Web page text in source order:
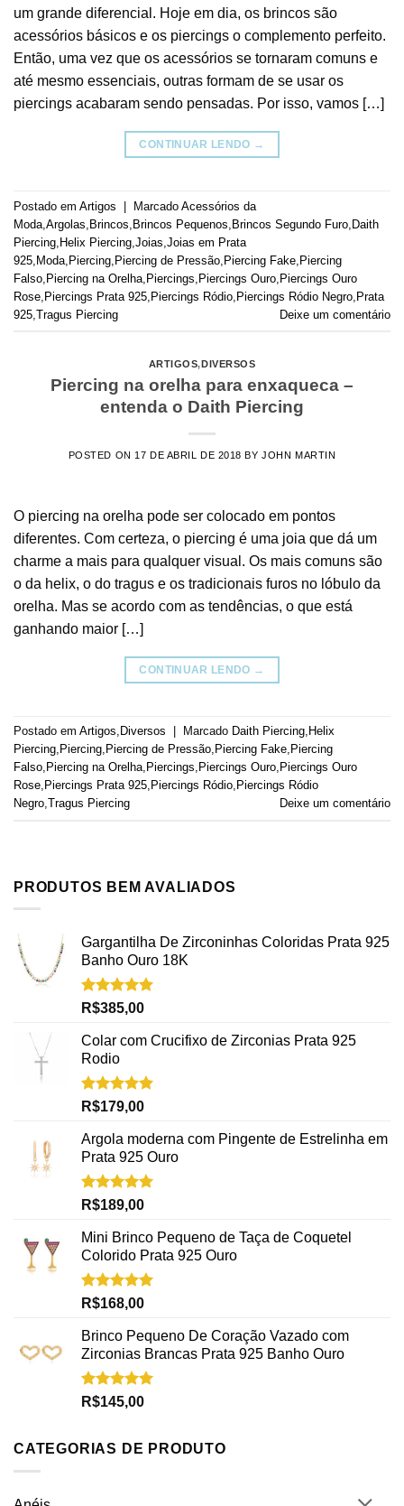
um grande diferencial. Hoje em dia, os brincos são
acessórios básicos e os piercings o complemento perfeito.
Então, uma vez que os acessórios se tornaram comuns e
até mesmo essenciais, outras formam de se usar os
piercings acabaram sendo pensadas. Por isso, vamos […]
CONTINUAR LENDO →
Postado em Artigos | Marcado Acessórios da
Moda Argolas Brincos Brincos Pequenos Brincos Segundo Furo Daith
Piercing Helix Piercing Joias Joias em Prata
925 Moda Piercing Piercing de Pressão Piercing Fake Piercing
Falso Piercing na Orelha Piercings Piercings Ouro Piercings Ouro
Rose Piercings Prata 925 Piercings Ródio Piercings Ródio Negro Prata
925 Tragus Piercing Deixe um comentário
ARTIGOS, DIVERSOS
Piercing na orelha para enxaqueca –
entenda o Daith Piercing
POSTED ON 17 DE ABRIL DE 2018 BYJOHN MARTIN
O piercing na orelha pode ser colocado em pontos
diferentes. Com certeza, o piercing é uma joia que dá um
charme a mais para qualquer visual. Os mais comuns são
o da helix, o do tragus e os tradicionais furos no lóbulo da
orelha. Mas se acordo com as tendências, o que está
ganhando maior […]
CONTINUAR LENDO →
Postado em Artigos, Diversos Marcado Daith Piercing, Helix
Piercing, Piercing, Piercing de Pressão, Piercing Fake, Piercing
Falso, Piercing na Orelha, Piercings, Piercings Ouro, Piercings Ouro
Rose, Piercings Prata 925, Piercings Ródio, Piercings Ródio
Negro,Tragus Piercing Deixe um comentário
PRODUTOS BEM AVALIADOS
Gargantilha De Zirconinhas Coloridas Prata 925
Banho Ouro 18K
Avaliação
R$385,00
Colar com Crucifixo de Zirconias Prata 925
Rodio
Avaliação
R$179,00
Argola moderna com Pingente de Estrelinha em
Prata 925 Ouro
Avaliação
R$189,00
Mini Brinco Pequeno de Taça de Coquetel
Colorido Prata 925 Ouro
Avaliação
R$168,00
Brinco Pequeno De Coração Vazado com
Zirconias Brancas Prata 925 Banho Ouro
Avaliação
R$145,00
CATEGORIAS DE PRODUTO